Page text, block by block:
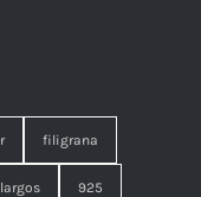
filigrana
largos 925